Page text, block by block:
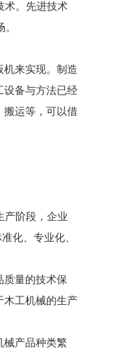
术。先进技术
来实现。制造
设备与方法已经
搬运等，可以借
阶段，企业
化、专业化、
量的技术保
木工机械的生产
产品种类繁